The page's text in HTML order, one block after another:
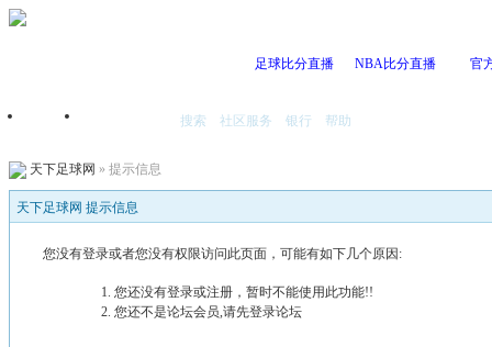
足球比分直播 NBA比分直播 官
首页 搜索 社区服务 银行 帮助
天下足球网 » 提示信息
天下足球网 提示信息
您没有登录或者您没有权限访问此页面，可能有如下几个原因:
您还没有登录或注册，暂时不能使用此功能!!
您还不是论坛会员,请先登录论坛